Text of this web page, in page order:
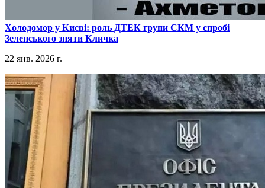
​Холодомор у Києві: роль ДТЕК групи СКМ у спробі
Зеленського зняти Кличка
22 янв. 2026 г.